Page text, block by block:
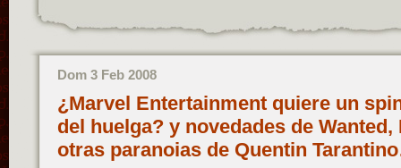
Dom 3 Feb 2008
¿Marvel Entertainment quiere un
del huelga? y novedades de
otras paranoias de Quentin